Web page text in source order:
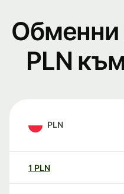
Обменни
PLN
PLN
1 PLN